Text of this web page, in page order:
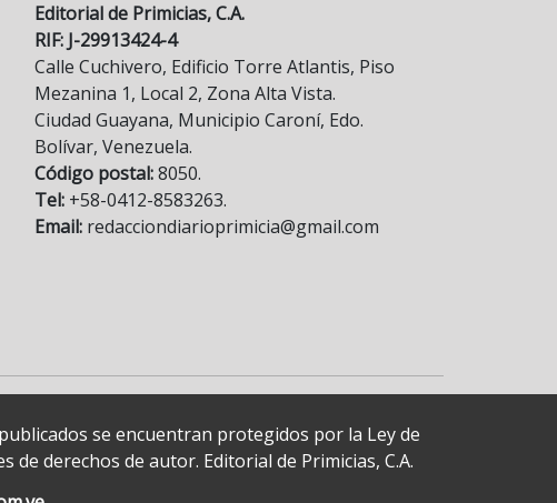
Editorial de Primicias, C.A.
RIF: J-29913424-4
Calle Cuchivero, Edificio Torre Atlantis, Piso
Mezanina 1, Local 2, Zona Alta Vista.
Ciudad Guayana, Municipio Caroní, Edo.
Bolívar, Venezuela.
Código postal:8050.
Tel: +58-0412-8583263.
Email: redacciondiarioprimicia@gmail.com
se encuentran protegidos por la Ley de
derechos de autor. Editorial de Primicias, C.A.